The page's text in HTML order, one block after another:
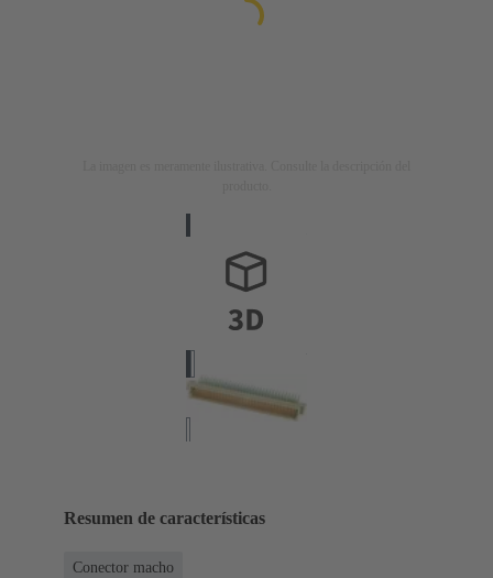
Resumen de características
Conector macho